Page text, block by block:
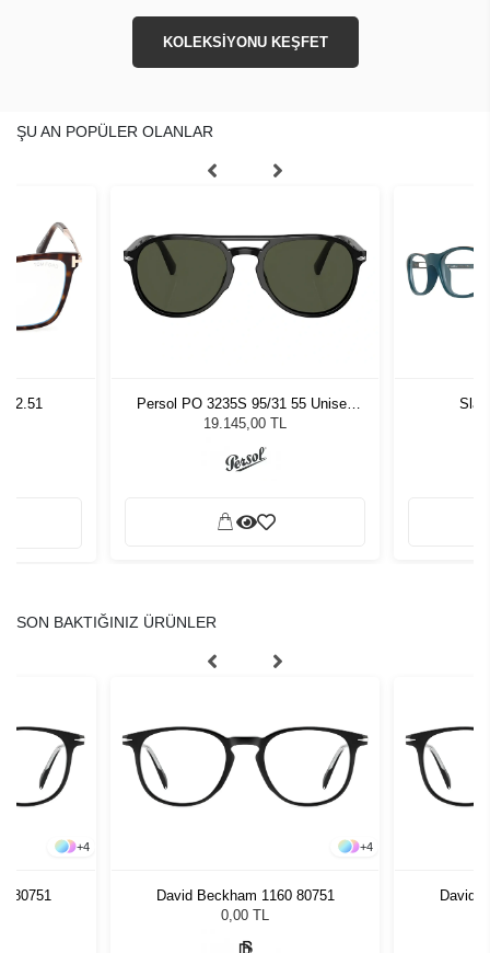
KOLEKSİYONU KEŞFET
ŞU AN POPÜLER OLANLAR
02.51
Persol PO 3235S 95/31 55 Unisex
Güneş Gözlüğü
19.145,00 TL
SON BAKTIĞINIZ ÜRÜNLER
+4
80751
+4
David Beckham 1160 80751
0,00 TL
David